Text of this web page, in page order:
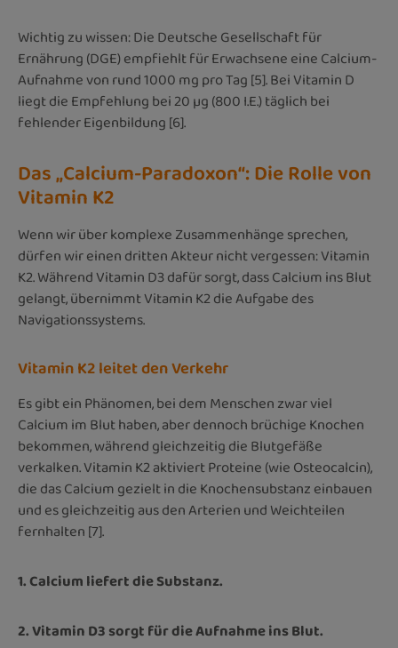
Wichtig zu wissen: Die Deutsche Gesellschaft für
Ernährung (DGE) empfiehlt für Erwachsene eine Calcium-
Aufnahme von rund 1000 mg pro Tag [5]. Bei Vitamin D
liegt die Empfehlung bei 20 µg (800 I.E.) täglich bei
fehlender Eigenbildung [6].
Das „Calcium-Paradoxon“: Die Rolle von
Vitamin K2
Wenn wir über komplexe Zusammenhänge sprechen,
dürfen wir einen dritten Akteur nicht vergessen: Vitamin
K2. Während Vitamin D3 dafür sorgt, dass Calcium ins Blut
gelangt, übernimmt Vitamin K2 die Aufgabe des
Navigationssystems.
Vitamin K2 leitet den Verkehr
Es gibt ein Phänomen, bei dem Menschen zwar viel
Calcium im Blut haben, aber dennoch brüchige Knochen
bekommen, während gleichzeitig die Blutgefäße
verkalken. Vitamin K2 aktiviert Proteine (wie Osteocalcin),
die das Calcium gezielt in die Knochensubstanz einbauen
und es gleichzeitig aus den Arterien und Weichteilen
fernhalten [7].
1. Calcium liefert die Substanz.
2. Vitamin D3 sorgt für die Aufnahme ins Blut.